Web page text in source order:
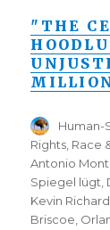
"THE
Author
Human-
Rights Race
Antonio
Spiegel lügt
Kevin
Briscoe